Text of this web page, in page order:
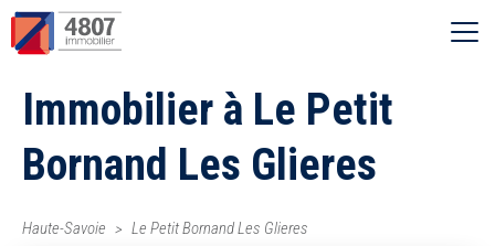
Vente
Location
Ouvrir le menu
Immobilier à Le Petit
Bornand Les Glieres
Haute-Savoie Le Petit Bornand Les Glieres